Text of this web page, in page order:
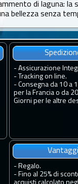
di laguna:
bellezza senza
- Assicurazione
- Tracking on line.
- Consegna da 10 a
per la Francia o da
Giorni per le altre
Vantaggi
- Regalo.
- Fino al 25% di